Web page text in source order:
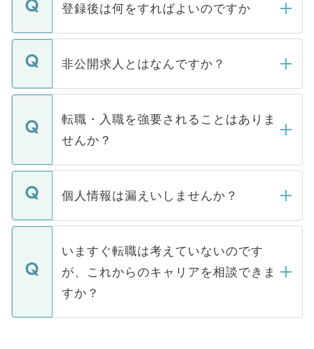
登録後は何をすればよいのですか
ご登録いただきましたら、弊社担当者がご
登録内容を確認し、その後メールもしくは
ます。通常、5営業日以内にはご連絡をせて
いただきますので、しばらくお待ちくださ
い。
非公開求人とはなんですか？
マイナビDOCTORで取り扱っている求人の
うち約3割は、Webサイトからご覧いただ
けない「非公開求人」です。非公開求人は
下記の理由によって、一般には公開してい
ません。
■応募殺到を避けるため 人気のある医療機
関を公にしてしまうと、応募が殺到する場
に、医療機関が求める条件に合った人材の
みを人材紹介会社に依頼するケースが増え
ています。
転職・入職を強要されることはありま
せんか？
転職・入職を強要することは一切ありませ
ん。また、仮に応募先から内定をいただい
定を承諾する必要はありません。内定先へ
の辞退の連絡はキャリアパートナーが行い
ますので、ご安心ください。
個人情報は漏えいしませんか？
個人情報が漏えいすることはありませんの
で、ご安心ください。当サイトからの登録
などで収集したご登録者様の個人情報は、
ご本人のキャリアアップおよび転職活動の
支援を目的に使用いたします。お預かりし
ているすべての個人データはご本人の許可
いますぐ転職は考えていないのです
が、これからのキャリアを相談できま
すか？